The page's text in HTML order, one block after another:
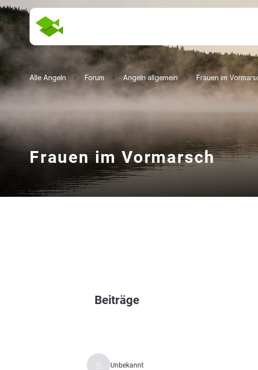
Alle Angeln Forum Angeln allgemein Frauen im
Frauen im Vormarsch
Beiträge
Unbekannt